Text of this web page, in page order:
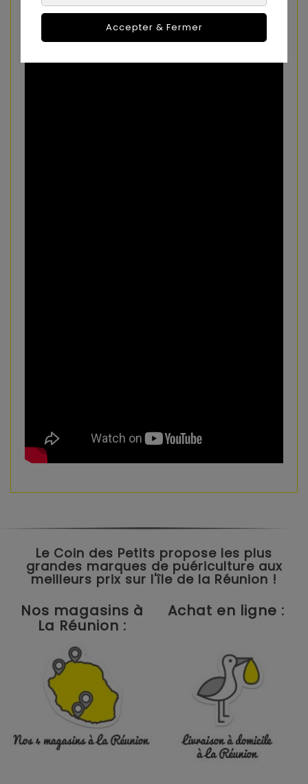
Accepter & Fermer
des heures de plaisir en toute sécurité.
Le Coin des Petits propose les plus
grandes marques de puériculture aux
meilleurs prix sur l'île de la Réunion !
Nos magasins à
La Réunion :
Achat en ligne :